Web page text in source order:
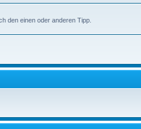
den einen oder anderen Tipp.